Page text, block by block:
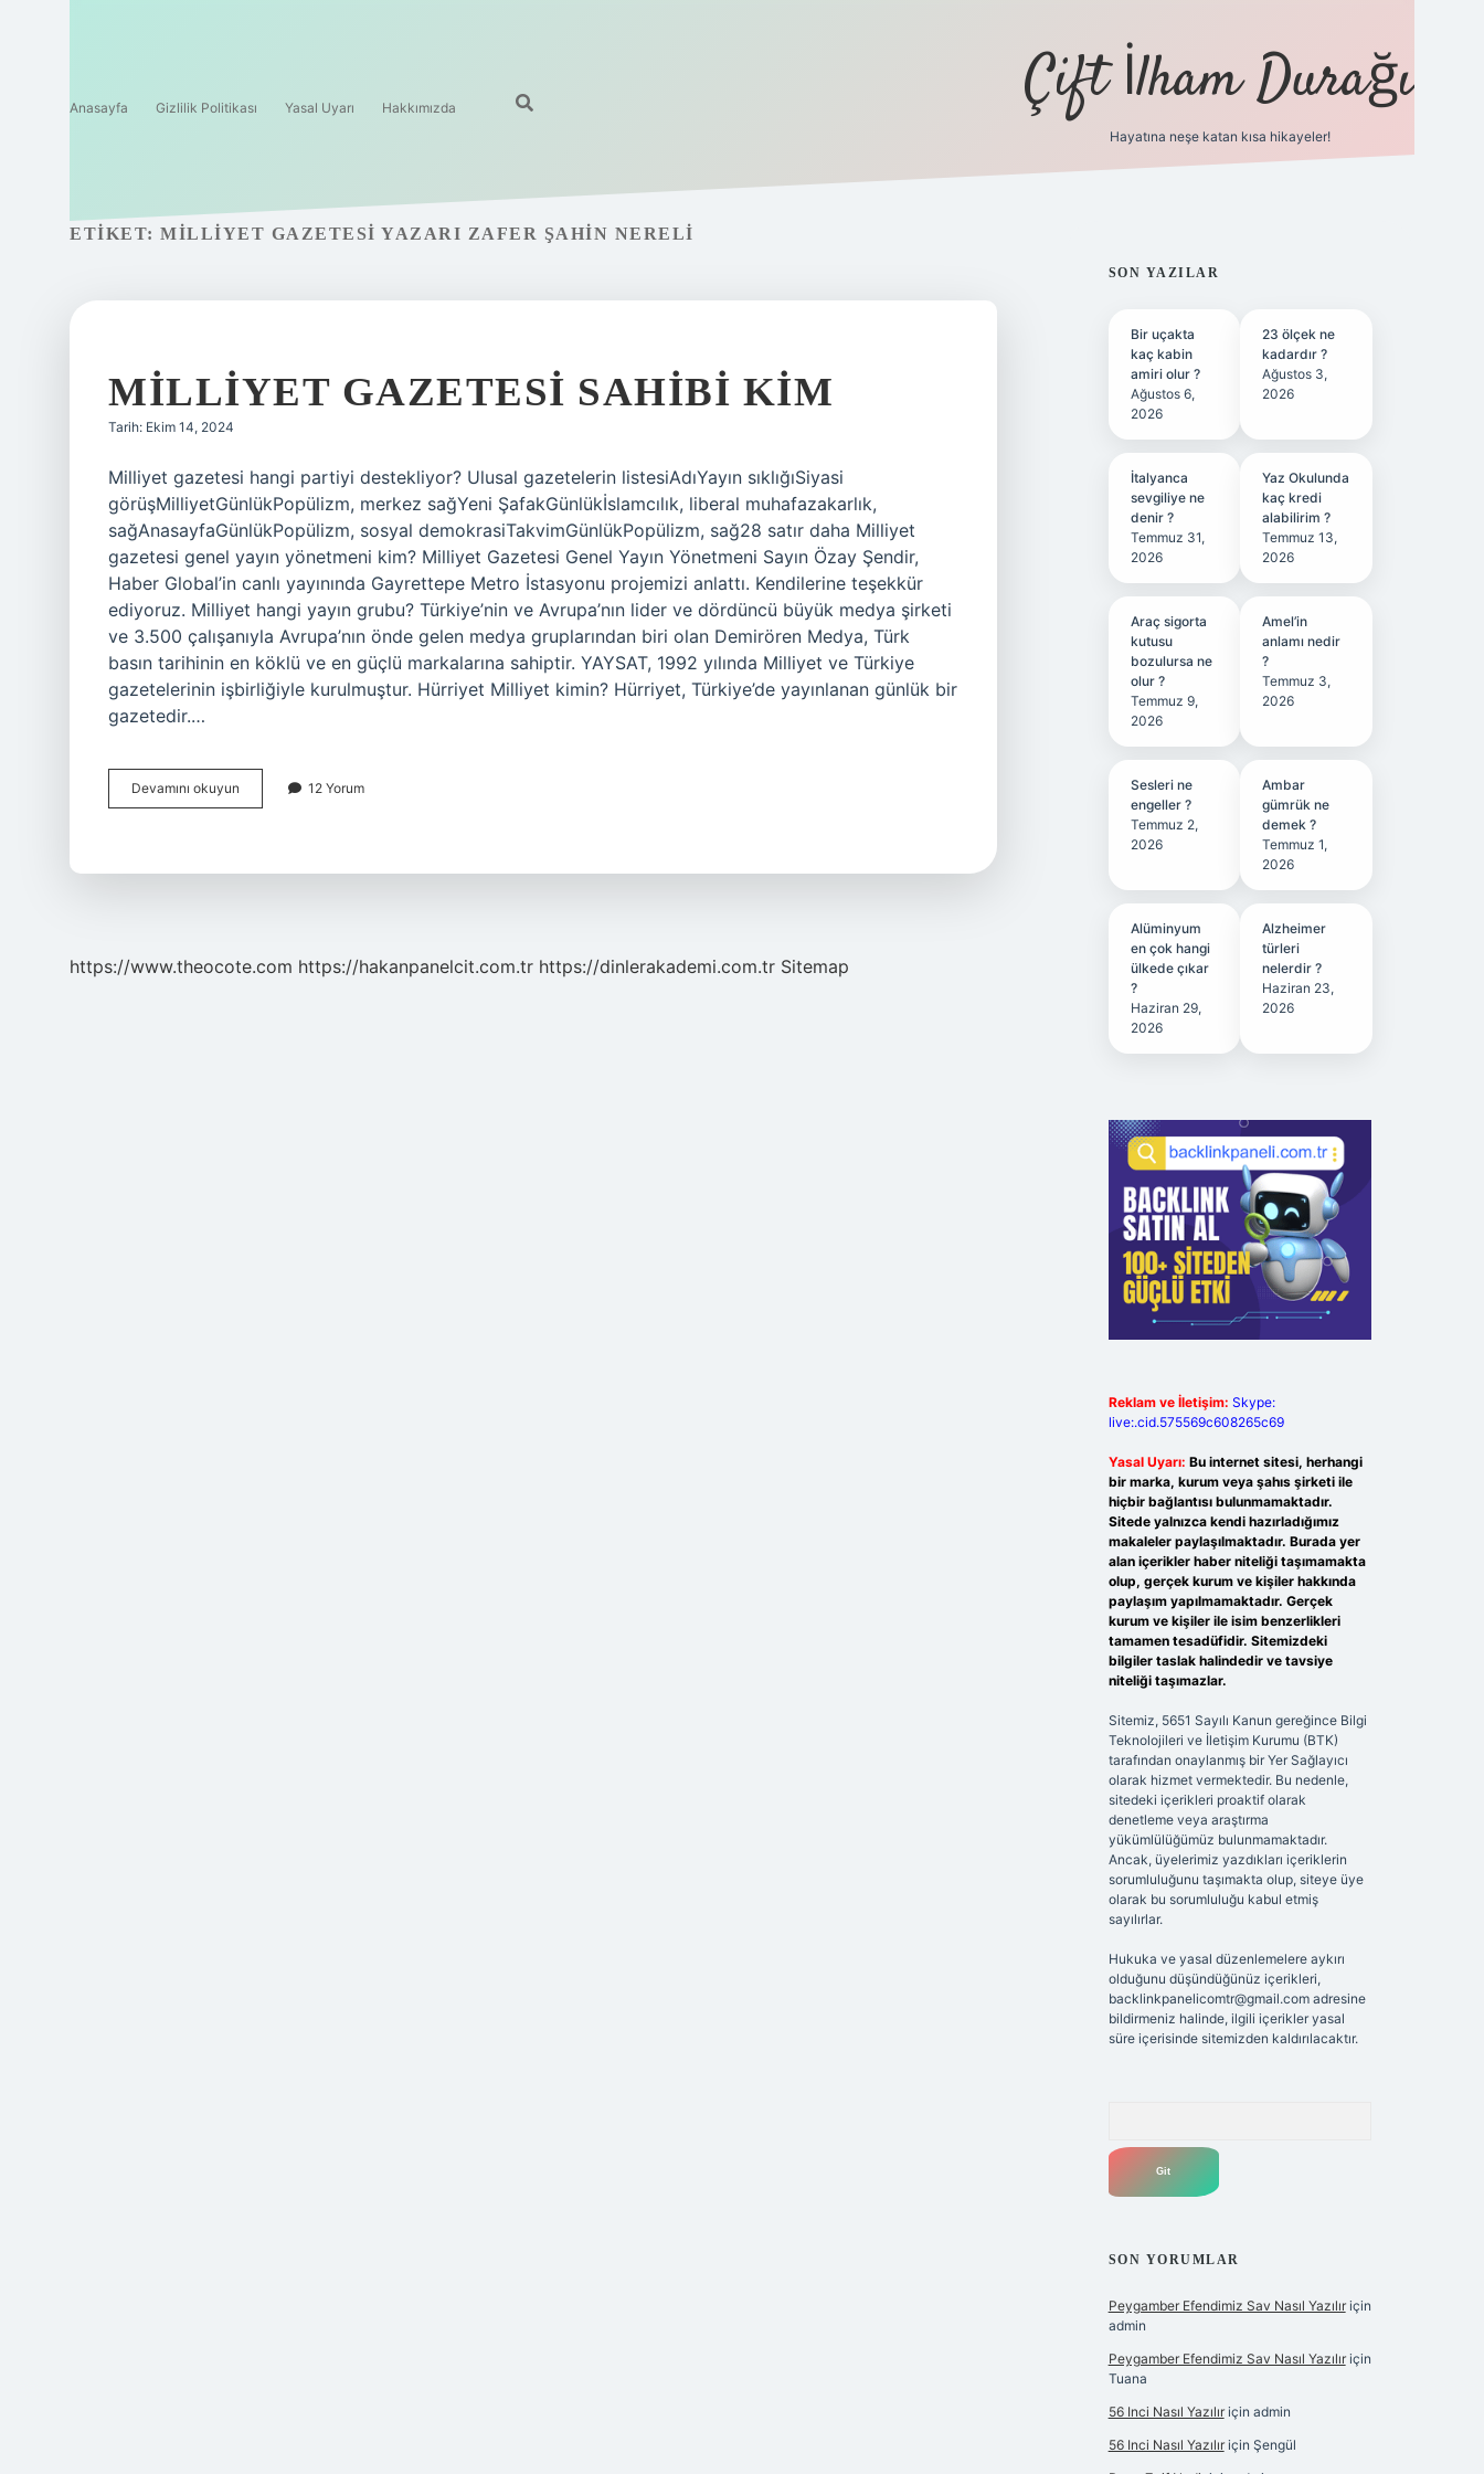
Anasayfa Gizlilik Politikası Yasal Uyarı Hakkımızda Çift İlham Durağı
Hayatına neşe katan kısa hikayeler!
ETIKET: MILLIYET GAZETESI YAZARI ZAFER ŞAHIN NERELI
MILLIYET GAZETESI SAHIBI KIM
Tarih: Ekim 14, 2024
Milliyet gazetesi hangi partiyi destekliyor? Ulusal gazetelerin listesiAdıYayın sıklığıSiyasi
görüşMilliyetGünlükPopülizm, merkez sağYeni ŞafakGünlükİslamcılık, liberal muhafazakarlık,
sağAnasayfaGünlükPopülizm, sosyal demokrasiTakvimGünlükPopülizm, sağ28 satır daha Milliyet
gazetesi genel yayın yönetmeni kim? Milliyet Gazetesi Genel Yayın Yönetmeni Sayın Özay Şendir,
Haber Global’in canlı yayınında Gayrettepe Metro İstasyonu projemizi anlattı. Kendilerine teşekkür
ediyoruz. Milliyet hangi yayın grubu? Türkiye’nin ve Avrupa’nın lider ve dördüncü büyük medya şirketi
ve 3.500 çalışanıyla Avrupa’nın önde gelen medya gruplarından biri olan Demirören Medya, Türk
basın tarihinin en köklü ve en güçlü markalarına sahiptir. YAYSAT, 1992 yılında Milliyet ve Türkiye
gazetelerinin işbirliğiyle kurulmuştur. Hürriyet Milliyet kimin? Hürriyet, Türkiye’de yayınlanan günlük bir
gazetedir.…
Devamını okuyun
Gazetesi
12 Yorum
https://www.theocote.com https://hakanpanelcit.com.tr https://dinlerakademi.com.tr Sitemap
SIDEBAR
SON YAZILAR
Bir uçakta
kaç kabin
amiri olur ?
Ağustos 6,
2026
23 ölçek ne
kadardır ?
Ağustos 3,
2026
İtalyanca
sevgiliye ne
denir ?
Temmuz 31,
2026
Yaz Okulunda
kaç kredi
alabilirim ?
Temmuz 13,
2026
Araç sigorta
kutusu
bozulursa ne
olur ?
Temmuz 9,
2026
Amel’in
anlamı nedir
?
Temmuz 3,
2026
Sesleri ne
engeller ?
Temmuz 2,
2026
Ambar
gümrük ne
demek ?
Temmuz 1,
2026
Alüminyum
en çok hangi
ülkede çıkar
?
Haziran 29,
2026
Alzheimer
türleri
nelerdir ?
Haziran 23,
2026
Reklam ve İletişim: Skype:
live:.cid.575569c608265c69
Yasal Uyarı: Bu internet sitesi, herhangi
bir marka, kurum veya şahıs şirketi ile
hiçbir bağlantısı bulunmamaktadır.
Sitede yalnızca kendi hazırladığımız
makaleler paylaşılmaktadır. Burada yer
alan içerikler haber niteliği taşımamakta
olup, gerçek kurum ve kişiler hakkında
paylaşım yapılmamaktadır. Gerçek
kurum ve kişiler ile isim benzerlikleri
tamamen tesadüfidir. Sitemizdeki
bilgiler taslak halindedir ve tavsiye
niteliği taşımazlar.
Sitemiz, 5651 Sayılı Kanun gereğince Bilgi
Teknolojileri ve İletişim Kurumu (BTK)
tarafından onaylanmış bir Yer Sağlayıcı
olarak hizmet vermektedir. Bu nedenle,
sitedeki içerikleri proaktif olarak
denetleme veya araştırma
yükümlülüğümüz bulunmamaktadır.
Ancak, üyelerimiz yazdıkları içeriklerin
sorumluluğunu taşımakta olup, siteye üye
olarak bu sorumluluğu kabul etmiş
sayılırlar.
Hukuka ve yasal düzenlemelere aykırı
olduğunu düşündüğünüz içerikleri,
backlinkpanelicomtr@gmail.comadresine
bildirmeniz halinde, ilgili içerikler yasal
süre içerisinde sitemizden kaldırılacaktır.
SON YORUMLAR
Peygamber Efendimiz Sav Nasıl Yazılıriçin
admin
Peygamber Efendimiz Sav Nasıl Yazılıriçin
Tuana
56 Inci Nasıl Yazılıriçin admin
56 Inci Nasıl Yazılıriçin Şengül